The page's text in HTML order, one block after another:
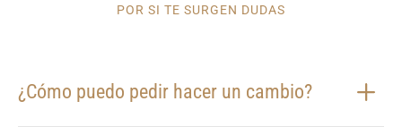
POR SI TE SURGEN DUDAS
¿Cómo puedo pedir hacer un cambio?